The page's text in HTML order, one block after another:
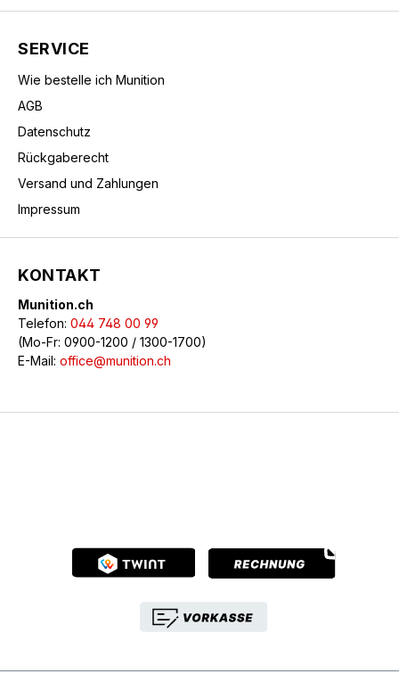
SERVICE
Wie bestelle ich Munition
AGB
Datenschutz
Rückgaberecht
Versand und Zahlungen
Impressum
KONTAKT
Munition.ch
Telefon: 044 748 00 99
(Mo-Fr: 0900-1200 / 1300-1700)
E-Mail: office@munition.ch